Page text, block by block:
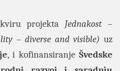
projekta Jednakost –
– diverse and visible) uz
, i kofinansiranje Švedske